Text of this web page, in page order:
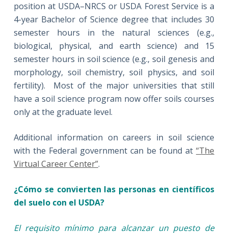
position at USDA–NRCS or USDA Forest Service is a
4-year Bachelor of Science degree that includes 30
semester hours in the natural sciences (e.g.,
biological, physical, and earth science) and 15
semester hours in soil science (e.g., soil genesis and
morphology, soil chemistry, soil physics, and soil
fertility). Most of the major universities that still
have a soil science program now offer soils courses
only at the graduate level.
Additional information on careers in soil science
with the Federal government can be found at“The
Virtual Career Center”.
¿Cómo se convierten las personas en científicos
del suelo con el USDA?
El requisito mínimo para alcanzar un puesto de